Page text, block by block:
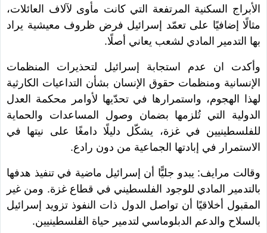
الأبراج السكنية المرتفعة التي كانت مأوى لآلاف العائلات،
مثالًا إضافيًا على تعمّد إسرائيل فرض ظروف معيشية يراد
بها التدمير المادي لشعب يعاني أصلًا.
وأكدت ان عدم استجابة إسرائيل لتحذيرات المنظمات
الإنسانية ومنظمات حقوق الإنسان بشأن التداعيات الكارثية
لهذا الهجوم، واستمرارها في تحدّيها لأوامر محكمة العدل
الدولية التي تُلزمها بضمان وصول المساعدات والحماية
للفلسطينيين في غزة، يشكّل دليلًا دامغًا على نيتها في
الاستمرار في إبادتها الجماعية من دون رادع.
وقالت مرايف: يبدو جليًّا أن إسرائيل ماضية في تنفيذ هدفها
بالتدمير المادي للوجود الفلسطيني في قطاع غزة. ومن غير
المقبول أخلاقيًا أن تواصل الدول ذات النفوذ تزويد إسرائيل
بالسلاح والدعم الدبلوماسي لتدمير حياة الفلسطينيين.